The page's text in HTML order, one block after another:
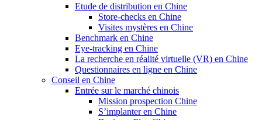
Etude de distribution en Chine
Store-checks en Chine
Visites mystères en Chine
Benchmark en Chine
Eye-tracking en Chine
La recherche en réalité virtuelle (VR) en Chine
Questionnaires en ligne en Chine
Conseil en Chine
Entrée sur le marché chinois
Mission prospection Chine
S’implanter en Chine